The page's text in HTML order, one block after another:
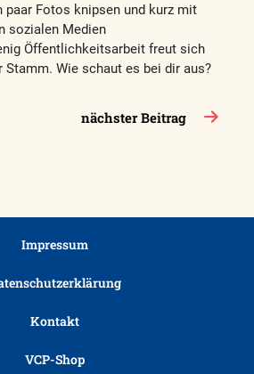
paar Fotos knipsen und kurz mit
sozialen Medien
Öffentlichkeitsarbeit freut sich
Stamm. Wie schaut es bei dir aus?
nächster Beitrag
Impressum
Kontakt
VCP-Shop